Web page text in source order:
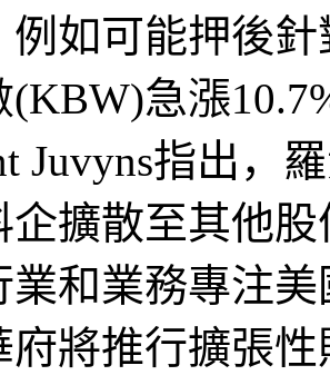
例如可能押後
(KBW)急漲
Juvyns指出，
企擴散至其他
業和業務專注
府將推行擴張